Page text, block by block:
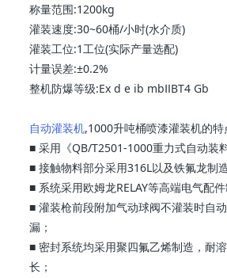
称量范围:1200kg
灌装速度:30~60桶/小时(水介质)
灌装工位:1工位(实际产量选配)
计量误差:±0.2%
整机防爆等级:Ex d e ib mbⅡBT4 Gb
自动灌装机,1000升吨桶喷漆灌装机的特
■ 采用《QB/T2501-1000重力式自动装
■ 接触物料部分采用316L以及铁氟龙制
■ 系统采用欧姆龙RELAY等高端电气配件
■ 灌装枪前段附加气动球阀不灌装时自
漏；
■ 密封系统均采用聚四氟乙烯制造，耐
长；